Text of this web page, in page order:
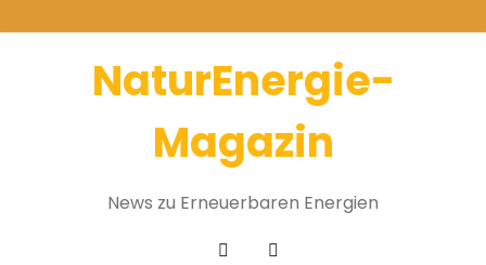
NaturEnergie-
Magazin
News zu Erneuerbaren Energien